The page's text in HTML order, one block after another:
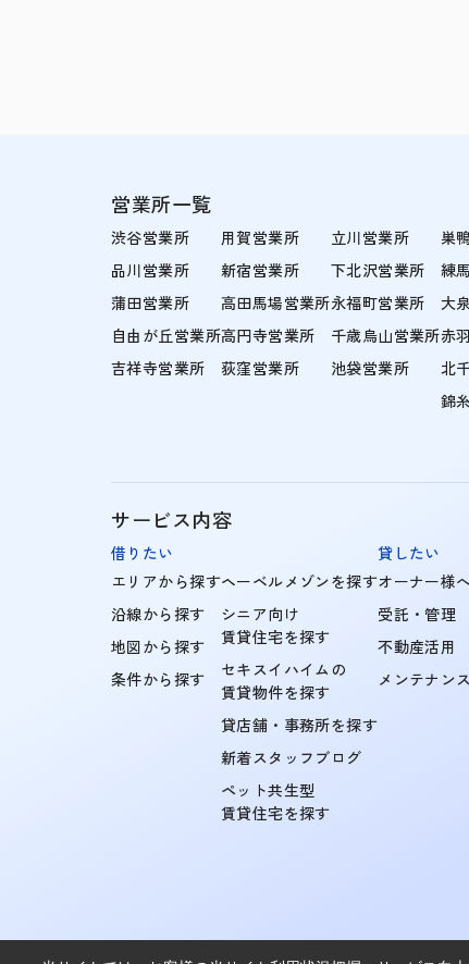
営業所一覧
渋谷営業所
品川営業所
蒲田営業所
自由が丘営業所
吉祥寺営業所
用賀営業所
新宿営業所
高田馬場営業所
高円寺営業所
荻窪営業所
立川営業所
下北沢営業所
永福町営業所
千歳烏山営業所
池袋営業所
巣
練
大
赤
北
錦
サービス内容
借りたい
エリアから探す
沿線から探す
地図から探す
条件から探す
ヘーベルメゾンを探す
シニア向け
賃貸住宅を探す
セキスイハイムの
賃貸物件を探す
貸店舗・事務所を探す
新着スタッフブログ
ペット共生型
賃貸住宅を探す
貸したい
オーナー様へ
受託・管理
不動産活用
メンテナン